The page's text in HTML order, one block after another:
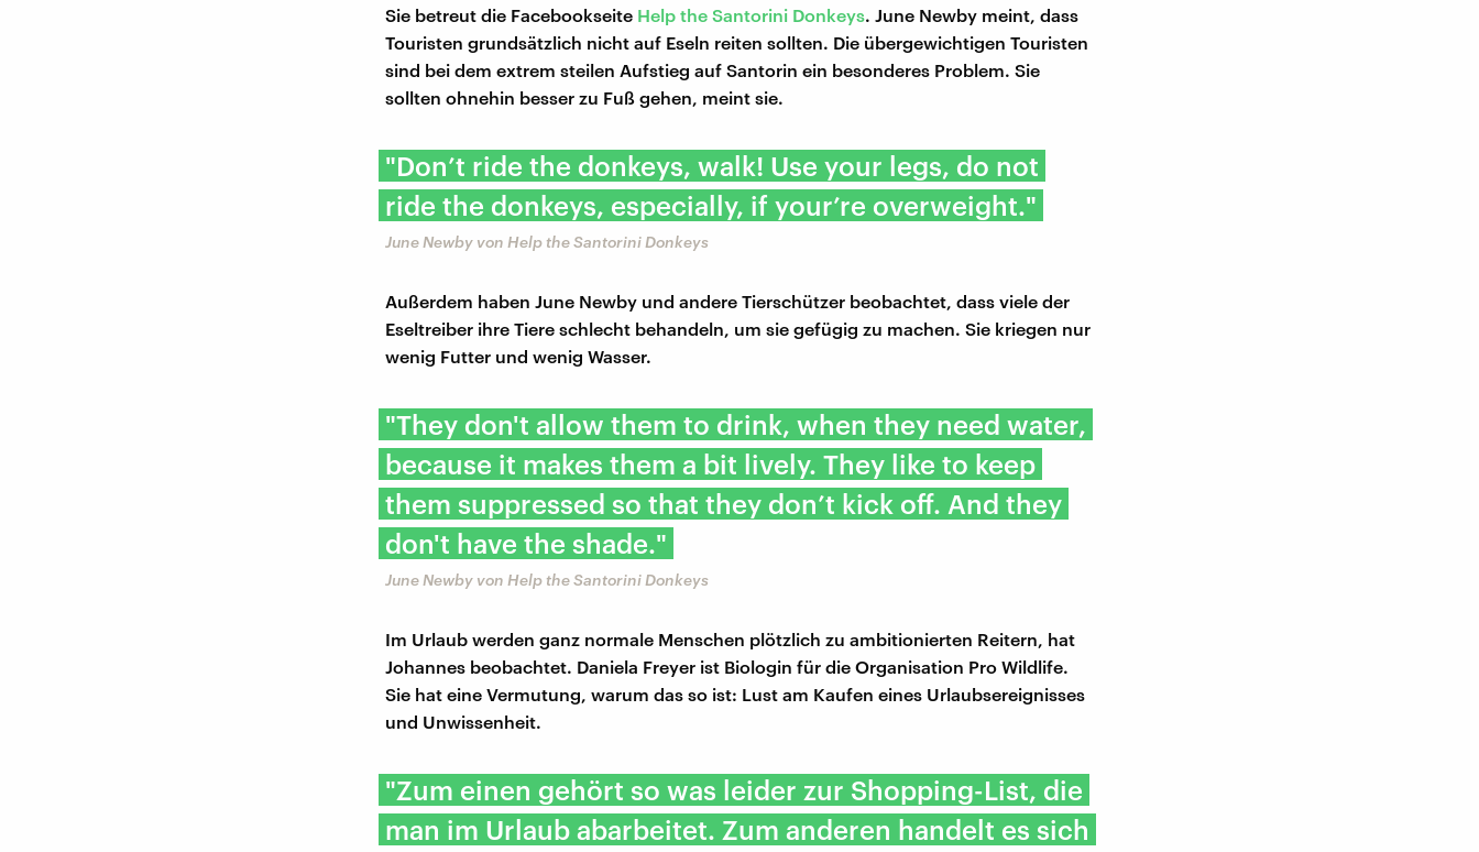
Sie betreut die Facebookseite Help the Santorini Donkeys. June Newby meint, dass
Touristen grundsätzlich nicht auf Eseln reiten sollten. Die übergewichtigen Touristen
sind bei dem extrem steilen Aufstieg auf Santorin ein besonderes Problem. Sie
sollten ohnehin besser zu Fuß gehen, meint sie.
"Don’t ride the donkeys, walk! Use your legs, do not
ride the donkeys, especially, if your’re overweight."
June Newby von Help the Santorini Donkeys
Außerdem haben June Newby und andere Tierschützer beobachtet, dass viele der
Eseltreiber ihre Tiere schlecht behandeln, um sie gefügig zu machen. Sie kriegen nur
wenig Futter und wenig Wasser.
"They don't allow them to drink, when they need water,
because it makes them a bit lively. They like to keep
them suppressed so that they don’t kick off. And they
don't have the shade."
June Newby von Help the Santorini Donkeys
Im Urlaub werden ganz normale Menschen plötzlich zu ambitionierten Reitern, hat
Johannes beobachtet. Daniela Freyer ist Biologin für die Organisation Pro Wildlife.
Sie hat eine Vermutung, warum das so ist: Lust am Kaufen eines Urlaubsereignisses
und Unwissenheit.
"Zum einen gehört so was leider zur Shopping-List, die
man im Urlaub abarbeitet. Zum anderen handelt es sich